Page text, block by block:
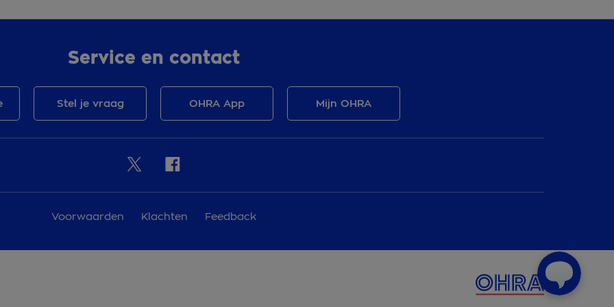
Service en contact
Stel je vraag OHRA App Mijn OHRA
Voorwaarden Klachten Feedback